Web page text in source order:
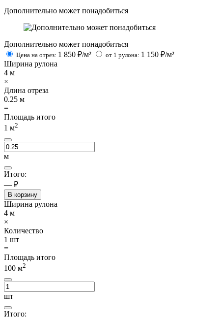
Дополнительно может понадобиться
Дополнительно может понадобиться
Цена на отрез: 1 850 ₽/м² от 1 рулона: 1 150 ₽/м²
Ширина рулона
4 м
×
Длина отреза
0.25 м
=
Площадь итого
1 м2
м
Итого:
— ₽
В корзину
Ширина рулона
4 м
×
Количество
1 шт
=
Площадь итого
100 м2
шт
Итого: